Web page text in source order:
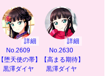
詳細
No.2609
【堕天使の帯】
黒澤ダイヤ
詳細
No.2630
【高まる期待】
黒澤ダイヤ